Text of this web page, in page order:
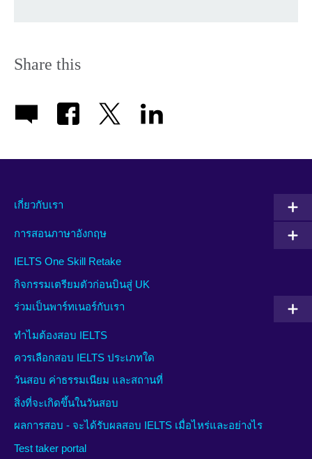
Share this
เกี่ยวกับเรา
การสอนภาษาอังกฤษ
IELTS One Skill Retake
กิจกรรมเตรียมตัวก่อนบินสู่ UK
ร่วมเป็นพาร์ทเนอร์กับเรา
ทำไมต้องสอบ IELTS
ควรเลือกสอบ IELTS ประเภทใด
วันสอบ ค่าธรรมเนียม และสถานที่
สิ่งที่จะเกิดขึ้นในวันสอบ
ผลการสอบ - จะได้รับผลสอบ IELTS เมื่อไหร่และอย่างไร
Test taker portal